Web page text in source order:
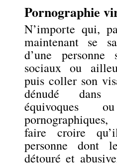
Pornographie
N’importe qui,
maintenant se
d’une
sociaux ou
puis coller son
dénudé dans
équivoques
faire croire
personne dont
détouré et